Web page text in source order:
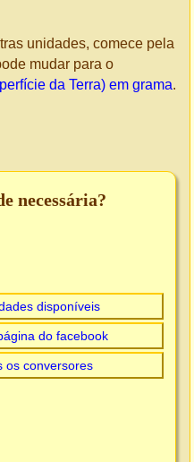
unidades, comece pela
mudar para o
da Terra) em grama.
necessária?
disponíveis
do facebook
os conversores